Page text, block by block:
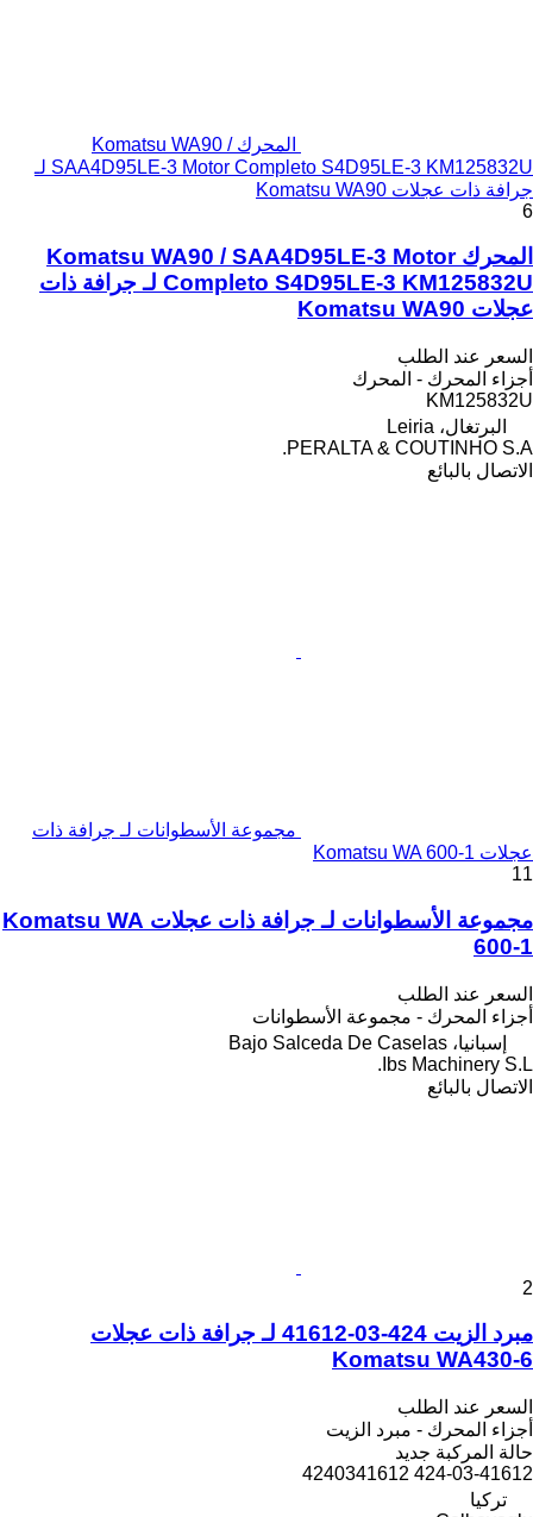
المحرك Komatsu WA90 /
SAA4D95LE-3 Motor Completo S4D95LE-3 KM125832U لـ
جرافة ذات عجلات Komatsu WA90
6
المحرك Komatsu WA90 / SAA4D95LE-3 Motor
Completo S4D95LE-3 KM125832U لـ جرافة ذات
عجلات Komatsu WA90
السعر عند الطلب
أجزاء المحرك - المحرك
KM125832U
البرتغال، Leiria
PERALTA & COUTINHO S.A.
الاتصال بالبائع
مجموعة الأسطوانات لـ جرافة ذات
عجلات Komatsu WA 600-1
11
مجموعة الأسطوانات لـ جرافة ذات عجلات Komatsu WA
600-1
السعر عند الطلب
أجزاء المحرك - مجموعة الأسطوانات
إسبانيا، Bajo Salceda De Caselas
Ibs Machinery S.L.
الاتصال بالبائع
2
مبرد الزيت 424-03-41612 لـ جرافة ذات عجلات
Komatsu WA430-6
السعر عند الطلب
أجزاء المحرك - مبرد الزيت
حالة المركبة جديد
424-03-41612 4240341612
تركيا